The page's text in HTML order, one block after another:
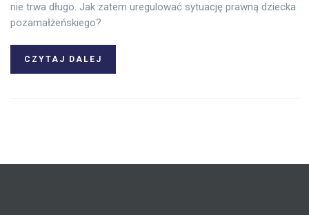
nie trwa długo. Jak zatem uregulować sytuację prawną dziecka
pozamałżeńskiego?
CZYTAJ DALEJ